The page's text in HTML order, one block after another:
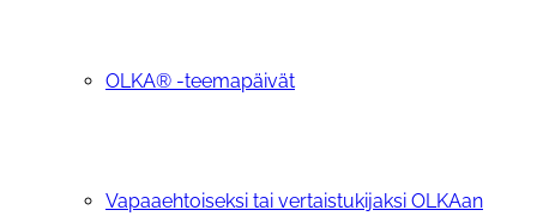
OLKA® -teemapäivät
Vapaaehtoiseksi tai vertaistukijaksi OLKAan